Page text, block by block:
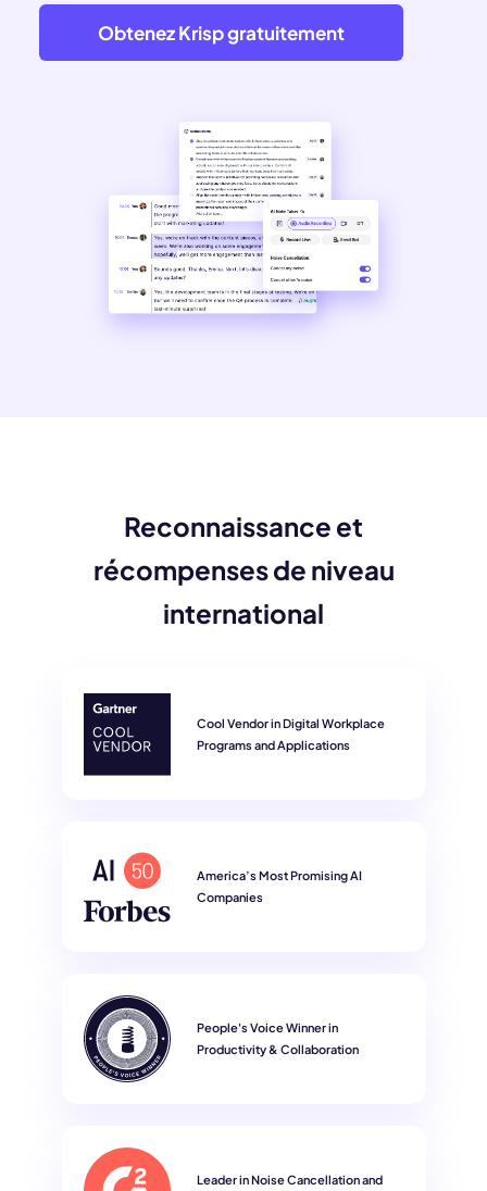
Obtenez Krisp gratuitement
Reconnaissance et
récompenses de niveau
international
Cool Vendor in Digital Workplace
Programs and Applications
America’s Most Promising AI
Companies
People's Voice Winner in
Productivity & Collaboration
Leader in Noise Cancellation and